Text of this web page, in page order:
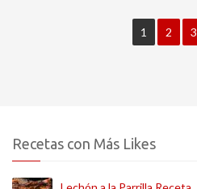
1 2 3
Recetas con Más Likes